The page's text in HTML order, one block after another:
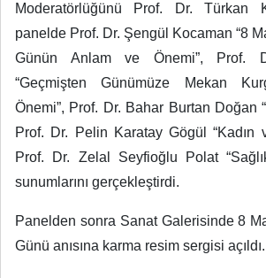
Moderatörlüğünü Prof. Dr. Türkan
panelde Prof. Dr. Şengül Kocaman “8
Günün Anlam ve Önemi”, Prof.
“Geçmişten Günümüze Mekan
Önemi”, Prof. Dr. Bahar Burtan Doğan
Prof. Dr. Pelin Karatay Gögül “Kadın
Prof. Dr. Zelal Seyfioğlu Polat
sunumlarını gerçekleştirdi.
Panelden sonra Sanat Galerisinde 8
Günü anısına karma resim sergisi açıldı.